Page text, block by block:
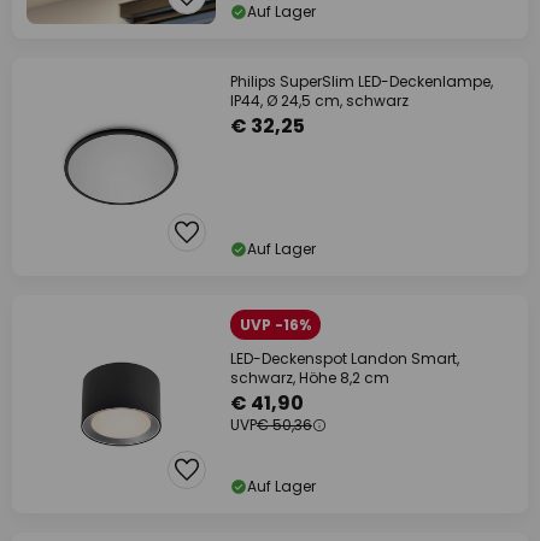
Auf Lager
Philips SuperSlim LED-Deckenlampe,
IP44, Ø 24,5 cm, schwarz
€ 32,25
Auf Lager
UVP -16%
LED-Deckenspot Landon Smart,
schwarz, Höhe 8,2 cm
€ 41,90
UVP€ 50,36
Auf Lager